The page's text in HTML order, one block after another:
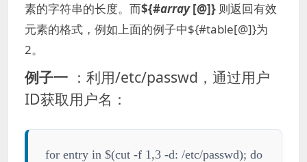
素的字符串的长度。而${#array[@]} 则返回有效
元素的格式，例如上面的例子中${#table[@]}为
2。
例子一 ：利用/etc/passwd，通过用户
ID获取用户名：
for entry in $(cut -f 1,3 -d: /etc/passwd); do